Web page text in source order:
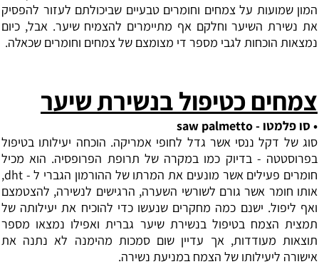
המון שמועות על צמחים וחומרים טבעיים שביכולתם לעזור להפסיק
את נשירת השיער וחלקם אף מתיימרים להצמיח שיער. אבל, כיום
נמצאות הוכחות לגבי מספר די מצומצם של צמחים וחומרים שכאלה.
צמחים כטיפול בנשירת שיער
• סו פלמטו - saw palmetto
סוג של דקל ננסי אשר גדל לחופי אמריקה. הוכחה יעילותו בטיפול
בפרוסטטה - בדיוק כמו במקרה של תרופת הפרופסיה. הוא מכיל
חומרים פעילים אשר מונעים את המרתו של ההורמון הגברי ל - dht,
אותו חומר אשר גורם לשורשי השערה, הרגישים לנשירה, להצטמצם
ואף ליפול. ישנם כמה מחקרים שנעשו כדי להוכיח את יעילותה של
תמצית הצמח בטיפול בנשירת שיער גברית ואפילו נמצאו מספר
תוצאות מעודדות, אך עדיין שום סמכות מהימנה לא נתנה את
אישורה ליעילותו של הצמח במניעת נשירה.